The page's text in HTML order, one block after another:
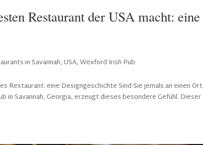
Restaurant der USA macht: eine
in Savannah,USA,Wexford Irish Pub
Restaurant: eine Designgeschichte Sind Sie jemals an einen Ort
in Savannah, Georgia, erzeugt dieses besondere Gefühl. Dieser